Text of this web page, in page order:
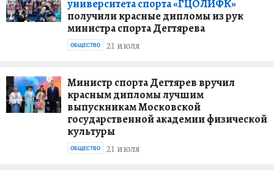
университета спорта «ГЦОЛИФК»
получили красные дипломы из рук
министра спорта Дегтярева
21 июля
ОБЩЕСТВО
Министр спорта Дегтярев вручил
красным дипломы лучшим
выпускникам Московской
государственной академии физической
культуры
21 июля
ОБЩЕСТВО